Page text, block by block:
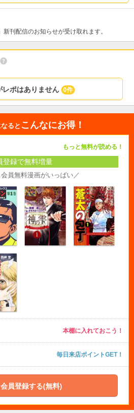
刊配信のお知らせが受け取れます。
レポはありません 0件
ると こんなにお得！
もっと無料が読める！
登録で無料増量
員無料漫画がいっぱい／
本棚に入れておこう！
毎日来店ポイントGET！
員登録する(無料)